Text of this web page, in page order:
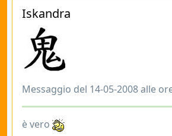
Iskandra
Messaggio del 14-05-2008 alle
è vero